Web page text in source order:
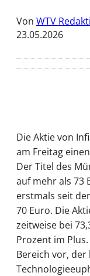
Von WTV
23.05.2026
Die Aktie von
am Freitag
Der Titel des
auf mehr als 73
erstmals seit
70 Euro. Die
zeitweise bei
Prozent im
Bereich vor, der